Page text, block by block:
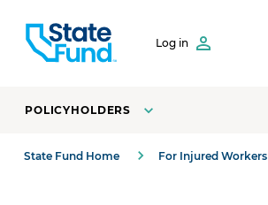
Log in
POLICYHOLDERS
State Fund Home For Injured Workers